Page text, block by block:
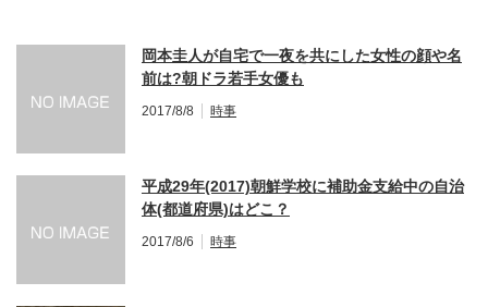
岡本圭人が自宅で一夜を共にした女性の顔や名
前は?朝ドラ若手女優も
2017/8/8 時事
平成29年(2017)朝鮮学校に補助金支給中の自治
体(都道府県)はどこ？
2017/8/6 時事